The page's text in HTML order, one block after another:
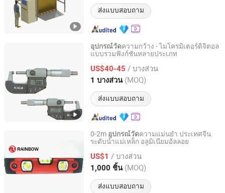
ส่งแบบสอบถาม
อุปกรณ์วัดความกว้าง - ไมโครมิเตอร์ดิจิตอล
แบบรวมฟังก์ชันหลายประเภท
US$40-45 / บางส่วน
1 บางส่วน (MOQ)
ส่งแบบสอบถาม
Tianjin Chenhui International Trade Co., Ltd.
Tianjin, China อัตราจาก 2025
0-2m อุปกรณ์วัดความแม่นยำ ประเทศจีน
ระดับน้ำแม่เหล็ก อลูมิเนียมอัลลอย
US$1 / บางส่วน
1,000 ชิ้น (MOQ)
ส่งแบบสอบถาม
Shanghai Rainbow Industry and Trade Co., Ltd.
Shanghai, China อัตราจาก 2020